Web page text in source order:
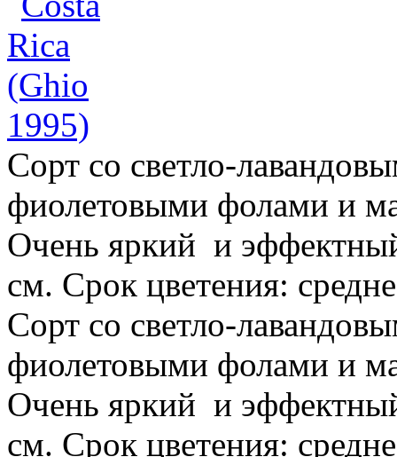
Сорт со светло-
фиолетовыми фолами и
Очень яркий и
см. Срок цветения:
Сорт со светло-
фиолетовыми фолами и
Очень яркий и
см. Срок цветения: